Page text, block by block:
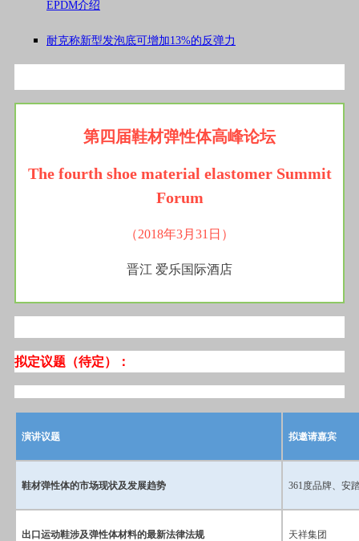
EPDM介绍
耐克称新型发泡底可增加13%的反弹力
第四届鞋材弹性体高峰论坛
The fourth shoe material elastomer Summit
Forum
（2018年3月31日）
晋江 爱乐国际酒店
拟定议题（待定）：
演讲议题 拟邀请嘉宾
鞋材弹性体的市场现状及发展趋势 361度品牌、安
出口运动鞋涉及弹性体材料的最新法律法规 天祥集团